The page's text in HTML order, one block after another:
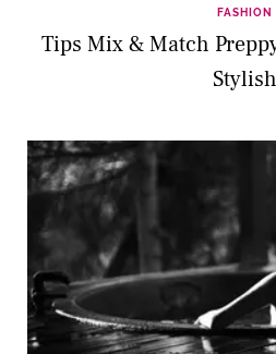
FASHION
Tips Mix & Match
Stylish